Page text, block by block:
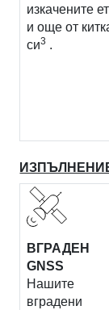
изкачените
и още от
си3 .
ВГРАДЕН
GNSS
Нашите
вградени